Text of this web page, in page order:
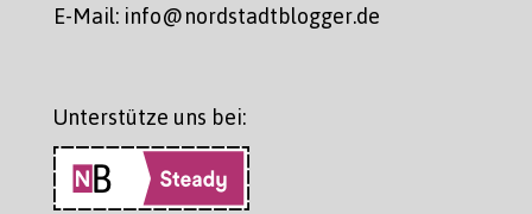
E-Mail: info@nordstadtblogger.de
Unterstütze uns bei: